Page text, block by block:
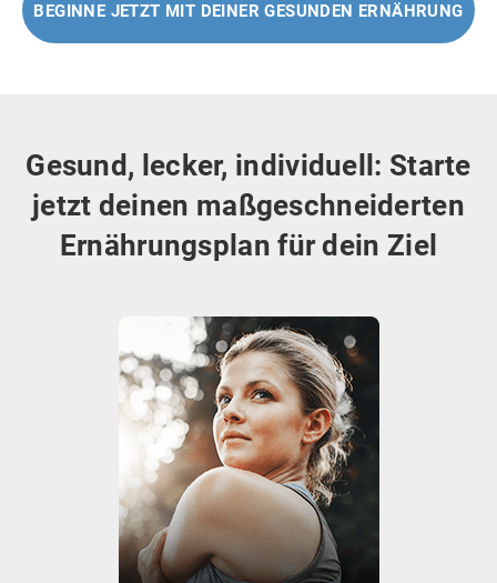
BEGINNE JETZT MIT DEINER GESUNDEN ERNÄHRUNG
Gesund, lecker, individuell: Starte
jetzt deinen maßgeschneiderten
Ernährungsplan für dein Ziel